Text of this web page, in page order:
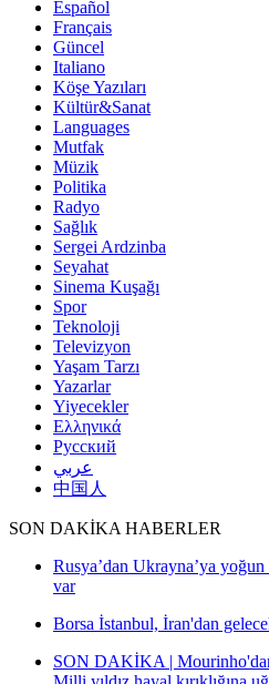
Español
Français
Güncel
Italiano
Köşe Yazıları
Kültür&Sanat
Languages
Mutfak
Müzik
Politika
Radyo
Sağlık
Sergei Ardzinba
Seyahat
Sinema Kuşağı
Spor
Teknoloji
Televizyon
Yaşam Tarzı
Yazarlar
Yiyecekler
Ελληνικά
Русский
عربي
中国人
SON DAKİKA HABERLER
Rusya’dan Ukrayna’ya yoğun
var
Borsa İstanbul, İran'dan
SON DAKİKA |